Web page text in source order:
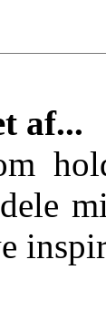
af...